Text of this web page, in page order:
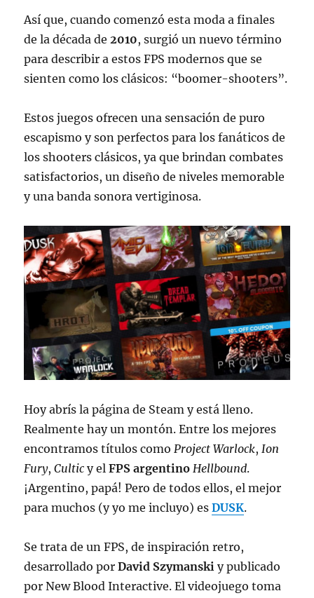
Así que, cuando comenzó esta moda a finales
de la década de2010, surgió un nuevo término
para describir a estos FPS modernos que se
sienten como los clásicos: “boomer-shooters”.
Estos juegos ofrecen una sensación de puro
escapismo y son perfectos para los fanáticos de
los shooters clásicos, ya que brindan combates
satisfactorios, un diseño de niveles memorable
y una banda sonora vertiginosa.
Hoy abrís la página de Steam y está lleno.
Realmente hay un montón. Entre los mejores
encontramos títulos comoProject Warlock,Ion
Fury,Cultic y elFPS argentino Hellbound.
¡Argentino, papá! Pero de todos ellos, el mejor
para muchos (y yo me incluyo) esDUSK.
Se trata de un FPS, de inspiración retro,
desarrollado porDavid Szymanski y publicado
por New Blood Interactive. El videojuego toma